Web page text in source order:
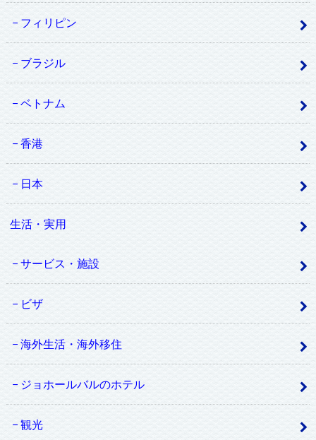
フィリピン
ブラジル
ベトナム
香港
日本
生活・実用
サービス・施設
ビザ
海外生活・海外移住
ジョホールバルのホテル
観光